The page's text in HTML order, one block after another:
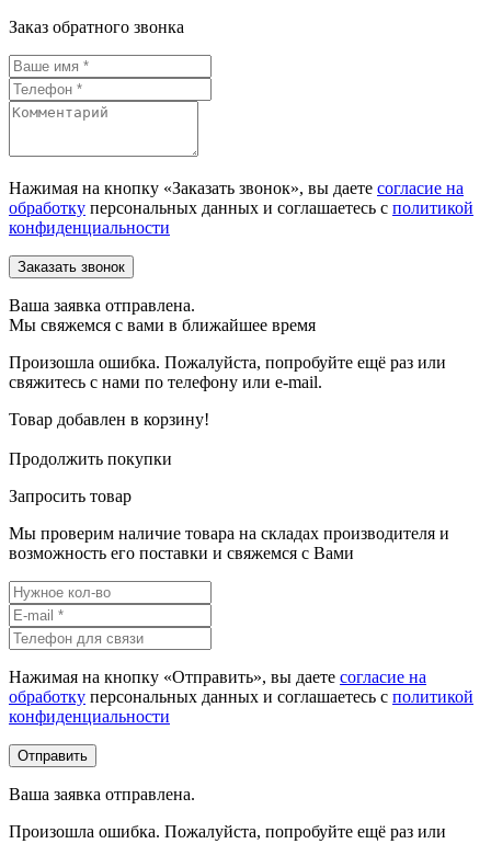
Заказ обратного звонка
Нажимая на кнопку «Заказать звонок», вы даете согласие на
обработку персональных данных и соглашаетесь c политикой
конфиденциальности
Ваша заявка отправлена.
Мы свяжемся с вами в ближайшее время
Произошла ошибка. Пожалуйста, попробуйте ещё раз или
свяжитесь с нами по телефону или e-mail.
Товар добавлен в корзину!
Продолжить покупки
Запросить товар
Мы проверим наличие товара на складах производителя и
возможность его поставки и свяжемся с Вами
Нажимая на кнопку «Отправить», вы даете согласие на
обработку персональных данных и соглашаетесь c политикой
конфиденциальности
Ваша заявка отправлена.
Произошла ошибка. Пожалуйста, попробуйте ещё раз или